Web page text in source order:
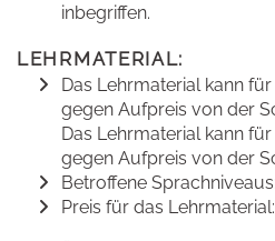
inbegriffen.
LEHRMATERIAL:
Das Lehrmaterial kann
gegen Aufpreis von der
Das Lehrmaterial kann
gegen Aufpreis von der
Betroffene Sprachniveaus:
Preis für das